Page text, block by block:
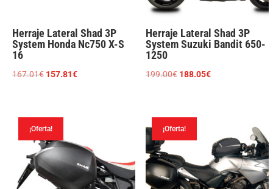
Herraje Lateral Shad 3P
System Honda Nc750 X-S
16
167.01€ El
157.81€El
Herraje Lateral Shad 3P
System Suzuki Bandit 650-
1250
199.00€ El
188.05€El
188.05€.
¡Oferta! ¡Oferta!